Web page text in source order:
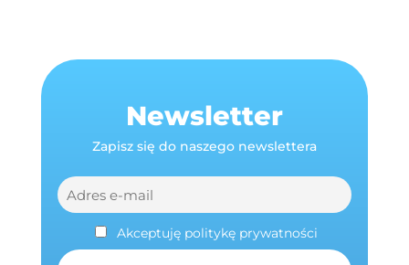
Newsletter
Zapisz się do naszego newslettera
Akceptuję politykę prywatności